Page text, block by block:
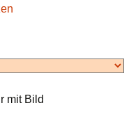
mit Bild